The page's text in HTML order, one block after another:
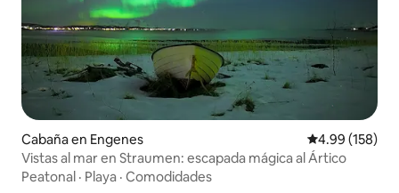
Cabaña en Engenes Calificación
4.99 (158)
Vistas al mar en Straumen: escapada mágica al Ártico
Peatonal · Playa · Comodidades